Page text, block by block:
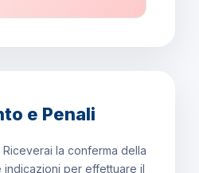
e Penali
Riceverai la conferma della
per effettuare il